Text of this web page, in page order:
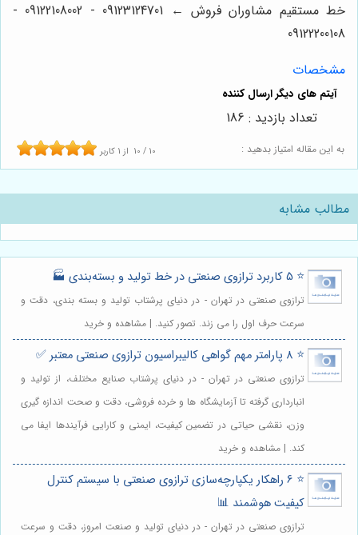
خط مستقیم مشاوران فروش ← 09123124701 - 09122108002 -
09122200108
مشخصات
به این مقاله امتیاز بدهید : 10 / 10 از 1 کاربر
تعداد بازدید : 186
مطالب مشابه
⭐️ 5 کاربرد ترازوی صنعتی در خط تولید و بسته‌بندی 🏭
ترازوی صنعتی در تهران - در دنیای پرشتاب تولید و بسته بندی، دقت و
سرعت حرف اول را می زند. تصور کنید. | مشاهده و خرید
⭐️ 8 پارامتر مهم گواهی کالیبراسیون ترازوی صنعتی معتبر ✅
ترازوی صنعتی در تهران - در دنیای پرشتاب صنایع مختلف، از تولید و
انبارداری گرفته تا آزمایشگاه ها و خرده فروشی، دقت و صحت اندازه گیری
وزن، نقشی حیاتی در تضمین کیفیت، ایمنی و کارایی فرآیندها ایفا می
کند. | مشاهده و خرید
⭐️ 6 راهکار یکپارچه‌سازی ترازوی صنعتی با سیستم کنترل
کیفیت هوشمند 📊
ترازوی صنعتی در تهران - در دنیای تولید و صنعت امروز، دقت و سرعت